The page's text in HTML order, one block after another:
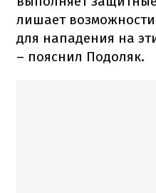
лишает
для нападения на
– пояснил Подоляк.